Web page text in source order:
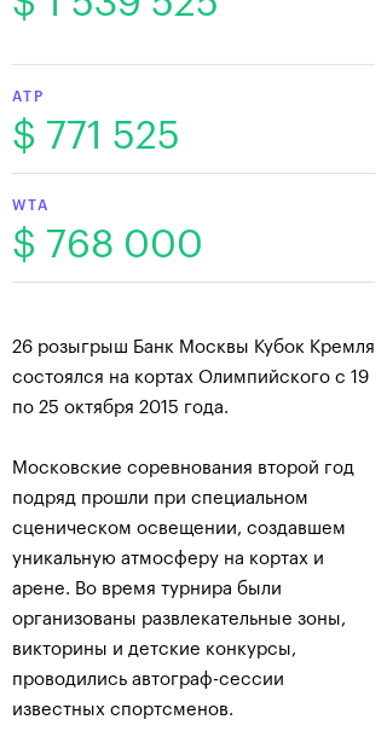
ATP
$ 771 525
WTA
$ 768 000
26 розыгрыш Банк Москвы Кубок Кремля
состоялся на кортах Олимпийского с 19
по 25 октября 2015 года.
Московские соревнования второй год
подряд прошли при специальном
сценическом освещении, создавшем
уникальную атмосферу на кортах и
арене. Во время турнира были
организованы развлекательные зоны,
викторины и детские конкурсы,
проводились автограф-сессии
известных спортсменов.